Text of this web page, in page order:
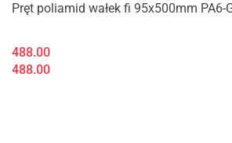
Pręt poliamid wałek fi 95x500mm PA6-
488.00
488.00